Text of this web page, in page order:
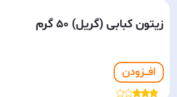
زیتون کبابی (گریل) 50 گرم
افـــزودن